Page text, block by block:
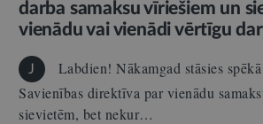
darba samaksu vīriešiem un
vienādu vai vienādi vērtīgu
J
Labdien! Nākamgad stāsies
Savienības direktīva par vienādu
sievietēm, bet nekur…